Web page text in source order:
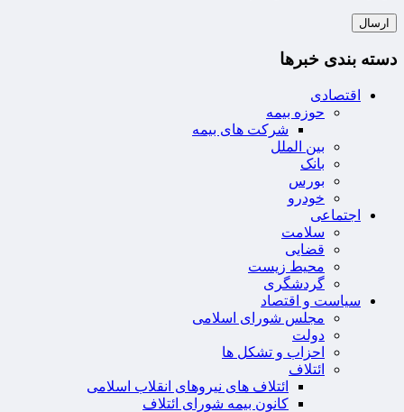
دسته بندی خبرها
اقتصادی
حوزه بیمه
شرکت های بیمه
بین الملل
بانک
بورس
خودرو
اجتماعی
سلامت
قضایی
محیط زیست
گردشگری
سیاست و اقتصاد
مجلس شورای اسلامی
دولت
احزاب و تشکل ها
ائتلاف
ائتلاف های نیروهای انقلاب اسلامی
کانون بیمه شورای ائتلاف